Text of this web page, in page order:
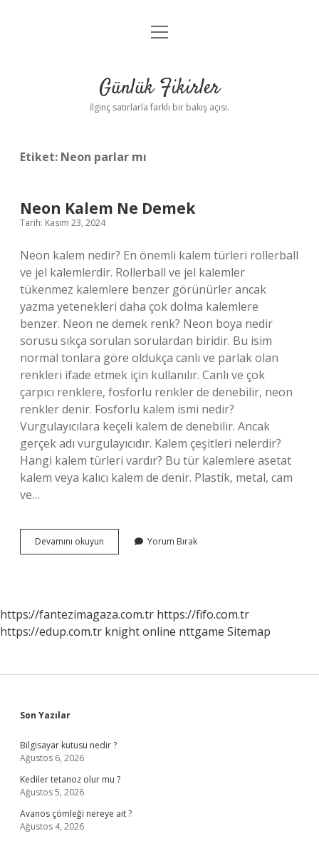
Anasayfa
Yasal Uyarı
menüyü
Günlük Fikirler
İlginç satırlarla farklı bir bakış açısı.
Etiket: Neon parlar mı
Neon Kalem Ne Demek
Tarih: Kasım 23, 2024
Neon kalem nedir? En önemli kalem türleri rollerball
ve jel kalemlerdir. Rollerball ve jel kalemler
tükenmez kalemlere benzer görünürler ancak
yazma yetenekleri daha çok dolma kalemlere
benzer. Neon ne demek renk? Neon boya nedir
sorusu sıkça sorulan sorulardan biridir. Bu isim
normal tonlara göre oldukça canlı ve parlak olan
renkleri ifade etmek için kullanılır. Canlı ve çok
çarpıcı renklere, fosforlu renkler de denebilir, neon
renkler denir. Fosforlu kalem ismi nedir?
Vurgulayıcılara keçeli kalem de denebilir. Ancak
gerçek adı vurgulayıcıdır. Kalem çeşitleri nelerdir?
Hangi kalem türleri vardır? Bu tür kalemlere asetat
kalem veya kalıcı kalem de denir. Plastik, metal, cam
ve…
Devamını okuyun
Kalem
Yorum Bırak
https://fantezimagaza.com.tr https://fifo.com.tr
https://edup.com.tr knight online nttgame Sitemap
Sidebar
Son Yazılar
Bilgisayar kutusu nedir ?
Ağustos 6, 2026
Kediler tetanoz olur mu ?
Ağustos 5, 2026
Avanos çömleği nereye ait ?
Ağustos 4, 2026